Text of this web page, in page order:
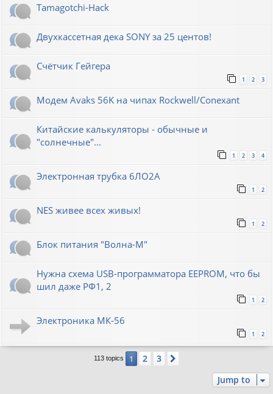
Tamagotchi-Hack
Двухкассетная дека SONY за 25 центов!
Счётчик Гейгера
1 2 3
Модем Avaks 56K на чипах Rockwell/Conexant
Китайские калькуляторы - обычные и
"солнечные"...
1 2 3 4
Электронная трубка 6ЛО2А
1 2
NES живее всех живых!
1 2
Блок питания "Волна-М"
Нужна схема USB-программатора EEPROM, что бы
шил даже РФ1, 2
1 2
Электроника МК-56
1 2
113 topics 1 2 3
Jump to